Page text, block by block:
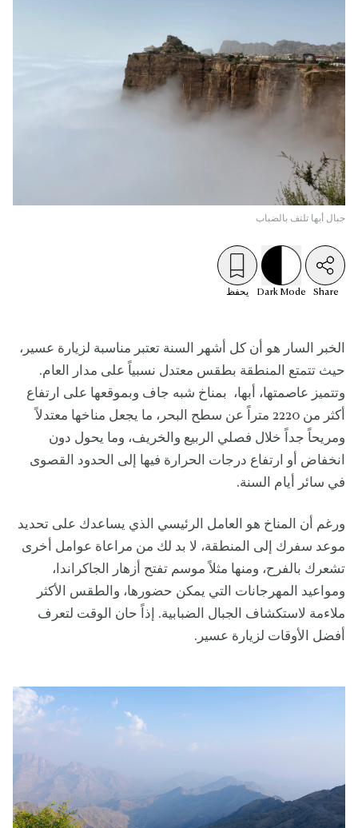
جبال أبها تلتف بالضباب
Share
Dark Mode يحفظ
الخبر السار هو أن كل أشهر السنة تعتبر مناسبة لزيارة عسير،
حيث تتمتع المنطقة بطقس معتدل نسبياً على مدار العام.
وتتميز عاصمتها، أبها، بمناخ شبه جاف وبموقعها على ارتفاع
أكثر من 2220 متراً عن سطح البحر، ما يجعل مناخها معتدلاً
ومريحاً جداً خلال فصلي الربيع والخريف، وما يحول دون
انخفاض أو ارتفاع درجات الحرارة فيها إلى الحدود القصوى
في سائر أيام السنة.
ورغم أن المناخ هو العامل الرئيسي الذي يساعدك على تحديد
موعد سفرك إلى المنطقة، لا بد لك من مراعاة عوامل أخرى
تشعرك بالفرح، ومنها مثلاً موسم تفتح أزهار الجاكراندا،
ومواعيد المهرجانات التي يمكن حضورها، والطقس الأكثر
ملاءمة لاستكشاف الجبال الضبابية. إذاً حان الوقت لتعرف
أفضل الأوقات لزيارة عسير.